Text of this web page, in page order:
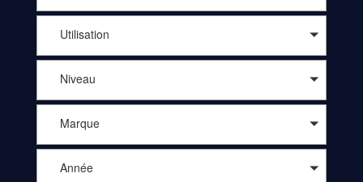
Utilisation
Niveau
Marque
Année